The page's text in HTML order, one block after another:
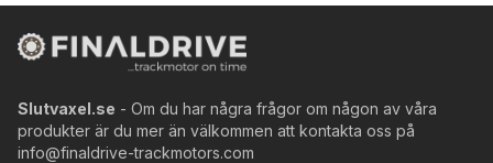
Slutvaxel.se - Om du har några frågor om någon av våra
produkter är du mer än välkommen att kontakta oss på
info@finaldrive-trackmotors.com